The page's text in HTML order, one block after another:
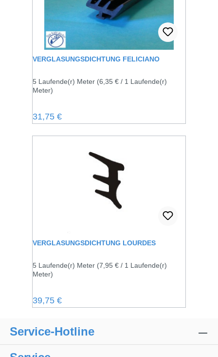
VERGLASUNGSDICHTUNG FELICIANO
5 Laufende(r) Meter (6,35 € / 1 Laufende(r)
Meter)
Regulärer Preis:
31,75 €
VERGLASUNGSDICHTUNG LOURDES
5 Laufende(r) Meter (7,95 € / 1 Laufende(r)
Meter)
Regulärer Preis:
39,75 €
Service-Hotline